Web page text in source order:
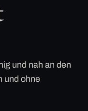
und nah an den
und ohne